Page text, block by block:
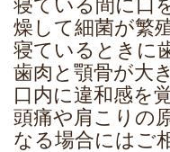
寝ている間に口
燥して細菌が繁
寝ているときに
歯肉と顎骨が大
口内に違和感を
頭痛や肩こりの
なる場合にはご